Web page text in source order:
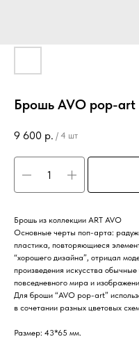
Брошь AVO pop-art
9 600 р. / 4 шт
Брошь из коллекции ART AVO
Основные черты поп-арта:
пластика, повторяющиеся
“хорошего дизайна”, отрицал
произведения искусства
повседневного мира и
Для броши “AVO pop-art”
в сочетании разных цветовых
Размер: 43*65 мм.